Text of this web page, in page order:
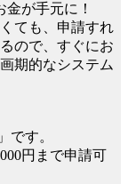
が手元に！
ても、申請すれ
ので、すぐにお
期的なシステム
です。
円まで申請可